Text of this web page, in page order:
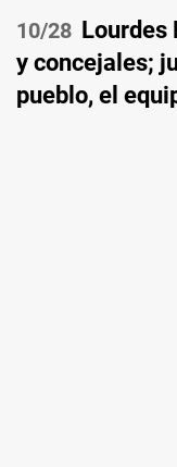
/28 Lourdes
y concejales;
pueblo, el